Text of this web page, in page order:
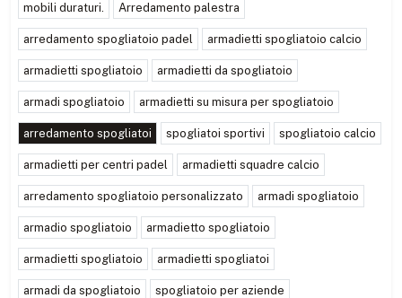
mobili duraturi. Arredamento palestra
arredamento spogliatoio padel armadietti spogliatoio calcio
armadietti spogliatoio armadietti da spogliatoio
armadi spogliatoio armadietti su misura per spogliatoio
arredamento spogliatoi spogliatoi sportivi spogliatoio calcio
armadietti per centri padel armadietti squadre calcio
arredamento spogliatoio personalizzato armadi spogliatoio
armadio spogliatoio armadietto spogliatoio
armadietti spogliatoio armadietti spogliatoi
armadi da spogliatoio spogliatoio per aziende